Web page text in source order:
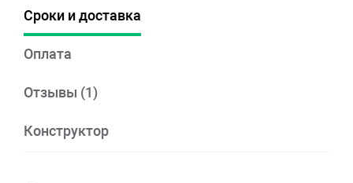
Сроки и доставка
Оплата
Отзывы (1)
Конструктор